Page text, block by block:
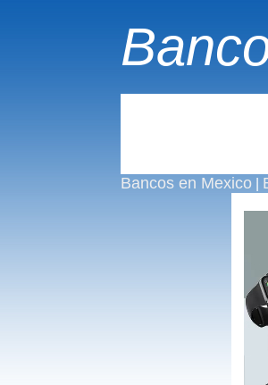
Bancos en Mexico|